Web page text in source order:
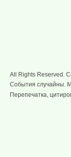
All Rights Reserved.
События случайны.
Перепечатка,